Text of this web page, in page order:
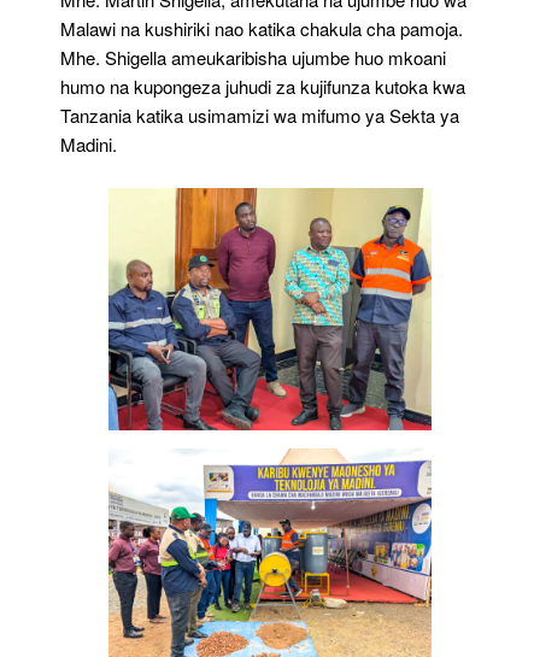
Malawi na kushiriki nao katika chakula cha pamoja.
Mhe. Shigella ameukaribisha ujumbe huo mkoani
humo na kupongeza juhudi za kujifunza kutoka kwa
Tanzania katika usimamizi wa mifumo ya Sekta ya
Madini.